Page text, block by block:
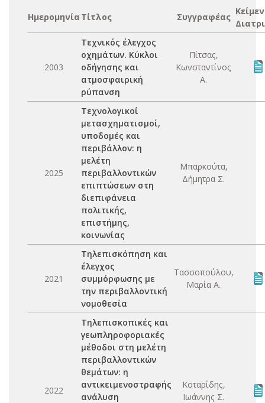
Ημερομηνία Τίτλος Συγγραφέας
2003
Τεχνικός έλεγχος
οχημάτων. Κύκλοι
οδήγησης και
ατμοσφαιρική
ρύπανση
Πίτσας,
Κωνσταντίνος
Α.
2025
Τεχνολογικοί
μετασχηματισμοί,
υποδομές και
περιβάλλον: η
μελέτη
περιβαλλοντικών
επιπτώσεων στη
διεπιφάνεια
πολιτικής,
επιστήμης,
κοινωνίας
Μπαρκούτα,
Δήμητρα Σ.
2021
Τηλεπισκόπηση και
έλεγχος
συμμόρφωσης με
την περιβαλλοντική
νομοθεσία
Τασσοπούλου,
Μαρία Α.
2022
Τηλεπισκοπικές και
γεωπληροφοριακές
μέθοδοι στη μελέτη
περιβαλλοντικών
θεμάτων: η
αντικειμενοστραφής
ανάλυση
Κοταρίδης,
Ιωάννης Σ.